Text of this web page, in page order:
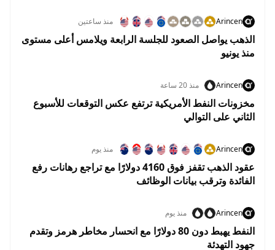
Arincen منذ ساعتين
الذهب يواصل الصعود للجلسة الرابعة ويلامس أعلى مستوى
منذ يونيو
Arincen منذ 20 ساعة
مخزونات النفط الأمريكية ترتفع عكس التوقعات للأسبوع
الثاني على التوالي
Arincen منذ يوم
عقود الذهب تقفز فوق 4160 دولارًا مع تراجع رهانات رفع
الفائدة وترقب بيانات الوظائف
Arincen منذ يوم
النفط يهبط دون 80 دولارًا مع انحسار مخاطر هرمز وتقدم
جهود التهدئة